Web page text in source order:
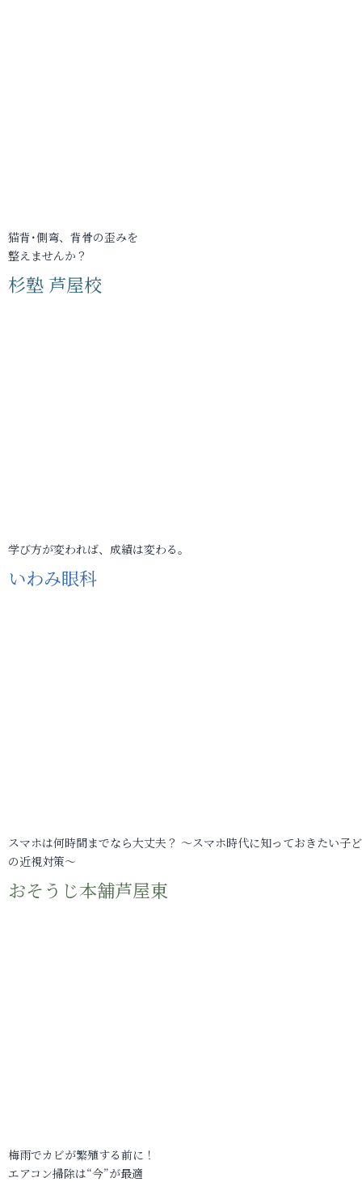
猫背･側弯、背骨の歪みを
整えませんか？
杉塾 芦屋校
学び方が変われば、成績は変わる。
いわみ眼科
スマホは何時間までなら大丈夫？ ～スマホ時代に知っておきたい子
の近視対策～
おそうじ本舗芦屋東
梅雨でカビが繁殖する前に！
エアコン掃除は“今”が最適